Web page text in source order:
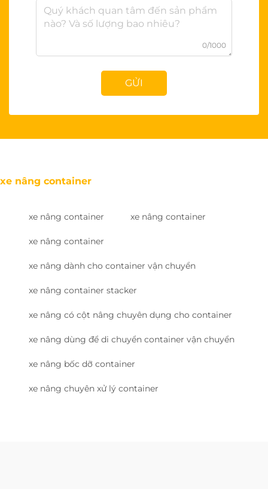
0/1000
GỬI
xe nâng container
xe nâng container xe nâng container
xe nâng container
xe nâng dành cho container vận chuyển
xe nâng container stacker
xe nâng có cột nâng chuyên dụng cho container
xe nâng dùng để di chuyển container vận chuyển
xe nâng bốc dỡ container
xe nâng chuyên xử lý container